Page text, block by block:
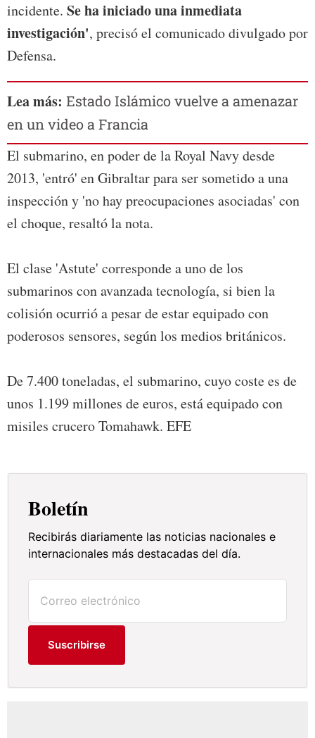
incidente. Se ha iniciado una inmediata
investigación', precisó el comunicado divulgado por
Defensa.
Lea más: Estado Islámico vuelve a amenazar
en un video a Francia
El submarino, en poder de la Royal Navy desde
2013, 'entró' en Gibraltar para ser sometido a una
inspección y 'no hay preocupaciones asociadas' con
el choque, resaltó la nota.
El clase 'Astute' corresponde a uno de los
submarinos con avanzada tecnología, si bien la
colisión ocurrió a pesar de estar equipado con
poderosos sensores, según los medios británicos.
De 7.400 toneladas, el submarino, cuyo coste es de
unos 1.199 millones de euros, está equipado con
misiles crucero Tomahawk. EFE
Boletín
Recibirás diariamente las noticias nacionales e
internacionales más destacadas del día.
Suscribirse